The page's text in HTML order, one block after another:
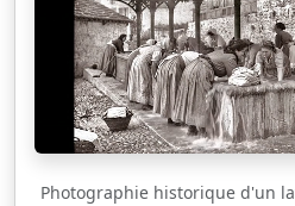
Photographie historique d'un